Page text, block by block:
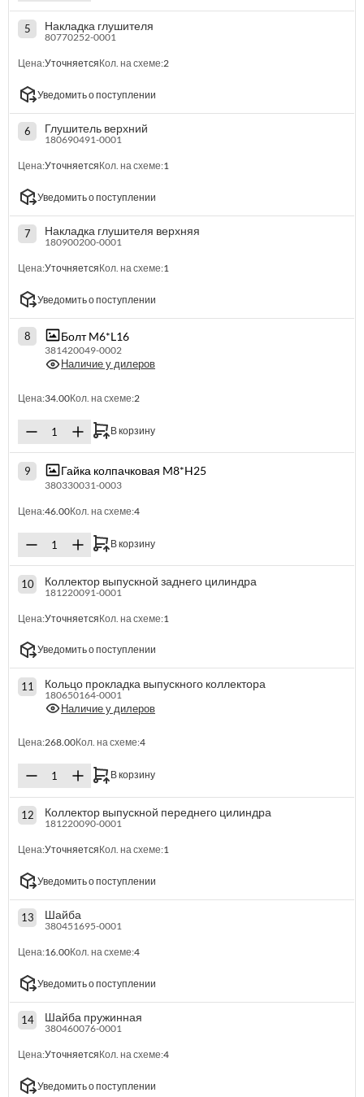
5 Накладка глушителя
80770252-0001
Цена:УточняетсяКол. на схеме:2
Уведомить о поступлении
6 Глушитель верхний
180690491-0001
Цена:УточняетсяКол. на схеме:1
Уведомить о поступлении
7 Накладка глушителя верхняя
180900200-0001
Цена:УточняетсяКол. на схеме:1
Уведомить о поступлении
8 Болт M6*L16
381420049-0002
Наличие у дилеров
Цена:34.00Кол. на схеме:2
В корзину
9 Гайка колпачковая M8*H25
380330031-0003
Цена:46.00Кол. на схеме:4
В корзину
10 Коллектор выпускной заднего цилиндра
181220091-0001
Цена:УточняетсяКол. на схеме:1
Уведомить о поступлении
11 Кольцо прокладка выпускного коллектора
180650164-0001
Наличие у дилеров
Цена:268.00Кол. на схеме:4
В корзину
12 Коллектор выпускной переднего цилиндра
181220090-0001
Цена:УточняетсяКол. на схеме:1
Уведомить о поступлении
13 Шайба
380451695-0001
Цена:16.00Кол. на схеме:4
Уведомить о поступлении
14 Шайба пружинная
380460076-0001
Цена:УточняетсяКол. на схеме:4
Уведомить о поступлении